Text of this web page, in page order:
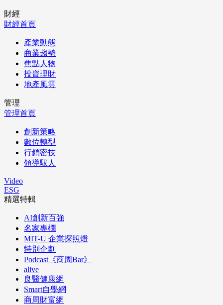
財經
財經首頁
產業動態
商業趨勢
焦點人物
投資理財
地產風雲
管理
管理首頁
創新策略
數位轉型
行銷密技
領導馭人
Video
ESG
精選特輯
AI創新百強
名家專欄
MIT-U 企業探照燈
特別企劃
Podcast《商周Bar》
alive
良醫健康網
Smart自學網
商周財富網